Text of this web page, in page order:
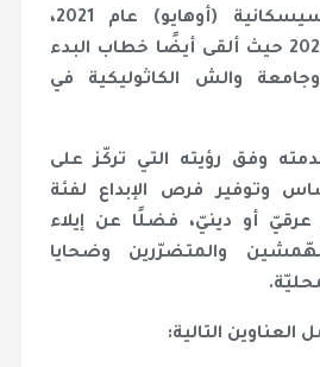
ستيومنفيلد الفرنسيسكانية (أوهايو) عام 2021،
جامعة دالاس عام 2021 حيث ألقى أيضًا خطاب البدء
والش الكاثوليكية في
وفق رؤيته التي تركّز على
وتوفير فرص الإبداع لفئة
أو دينيّ، فضلًا عن إيلاء
والمتضرّرين وضحايا